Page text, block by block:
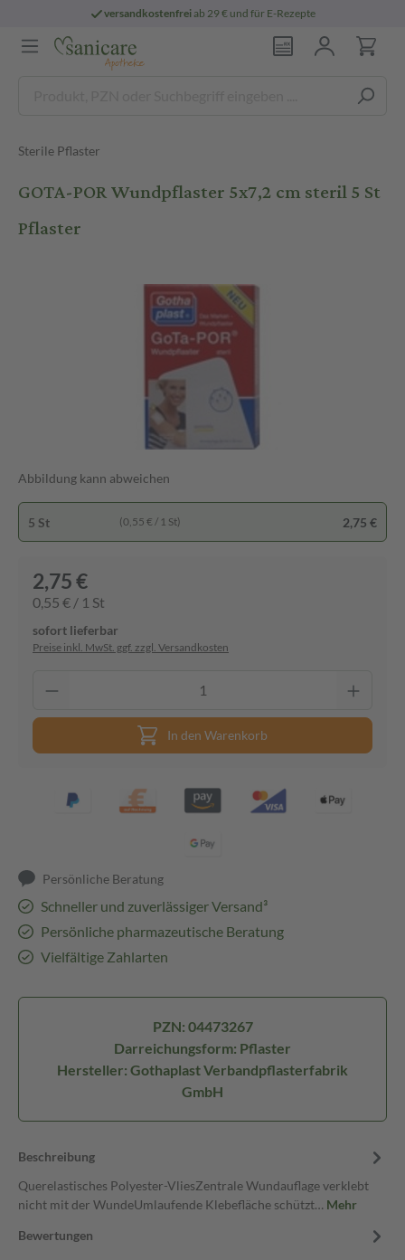
versandkostenfreiab 29 € und für E-Rezepte
Sterile Pflaster
GOTA-POR Wundpflaster 5x7,2 cm steril 5 St
Pflaster
Abbildung kann abweichen
5 St (0,55 € / 1 St) 2,75 €
2,75 €
0,55 € / 1 St
sofort lieferbar
Preise inkl. MwSt. ggf. zzgl. Versandkosten
In den Warenkorb
Persönliche Beratung
Schneller und zuverlässiger Versand³
Persönliche pharmazeutische Beratung
Vielfältige Zahlarten
PZN: 04473267
Darreichungsform: Pflaster
Hersteller: Gothaplast Verbandpflasterfabrik
GmbH
Beschreibung
Querelastisches Polyester-VliesZentrale Wundauflage verklebt
nicht mit der WundeUmlaufende Klebefläche schützt… Mehr
Bewertungen